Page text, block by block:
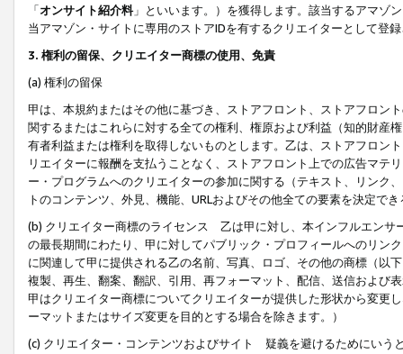
「オンサイト紹介料」といいます。）を獲得します。該当するアマゾ
当アマゾン・サイトに専用のストアIDを有するクリエイターとして登
3. 権利の留保、クリエイター商標の使用、免責
(a) 権利の留保
甲は、本規約またはその他に基づき、ストアフロント、ストアフロン
関するまたはこれらに対する全ての権利、権原および利益（知的財産
有者利益または権利を取得しないものとします。乙は、ストアフロン
リエイターに報酬を支払うことなく、ストアフロント上での広告マテ
ー・プログラムへのクリエイターの参加に関する（テキスト、リンク
トのコンテンツ、外見、機能、URLおよびその他全ての要素を決定で
(b) クリエイター商標のライセンス 乙は甲に対し、本インフルエンサ
の最長期間にわたり、甲に対してパブリック・プロフィールへのリン
に関連して甲に提供される乙の名前、写真、ロゴ、その他の商標（以
複製、再生、翻案、翻訳、引用、再フォーマット、配信、送信および
甲はクリエイター商標についてクリエイターが提供した形状から変更
ーマットまたはサイズ変更を目的とする場合を除きます。）
(c) クリエイター・コンテンツおよびサイト 疑義を避けるためにいう